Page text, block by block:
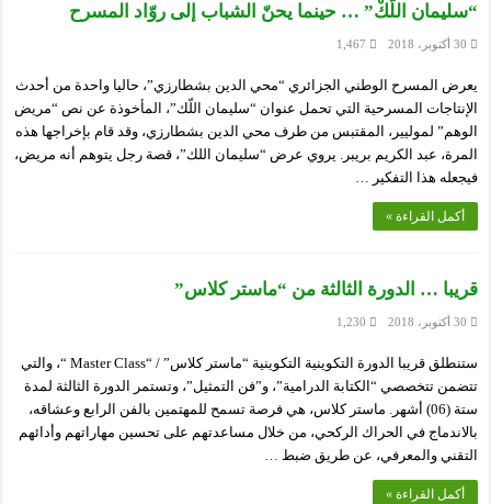
“سليمان اللُّكْ” … حينما يحنّ الشباب إلى روّاد المسرح
30 أكتوبر، 2018 1,467
يعرض المسرح الوطني الجزائري “محي الدين بشطارزي”، حاليا واحدة من أحدث
الإنتاجات المسرحية التي تحمل عنوان “سليمان اللّك”، المأخوذة عن نص “مريض
الوهم” لموليير، المقتبس من طرف محي الدين بشطارزي، وقد قام بإخراجها هذه
المرة، عبد الكريم بريبر. يروي عرض “سليمان اللك”، قصة رجل يتوهم أنه مريض،
فيجعله هذا التفكير …
أكمل القراءة »
قريبا … الدورة الثالثة من “ماستر كلاس”
30 أكتوبر، 2018 1,230
ستنطلق قريبا الدورة التكوينية التكوينية “ماستر كلاس” / “Master Class “، والتي
تتضمن تتخصصي “الكتابة الدرامية”، و”فن التمثيل”، وتستمر الدورة الثالثة لمدة
ستة (06) أشهر. ماستر كلاس، هي فرصة تسمح للمهتمين بالفن الرابع وعشاقه،
بالاندماج في الحراك الركحي، من خلال مساعدتهم على تحسين مهاراتهم وأدائهم
التقني والمعرفي، عن طريق ضبط …
أكمل القراءة »